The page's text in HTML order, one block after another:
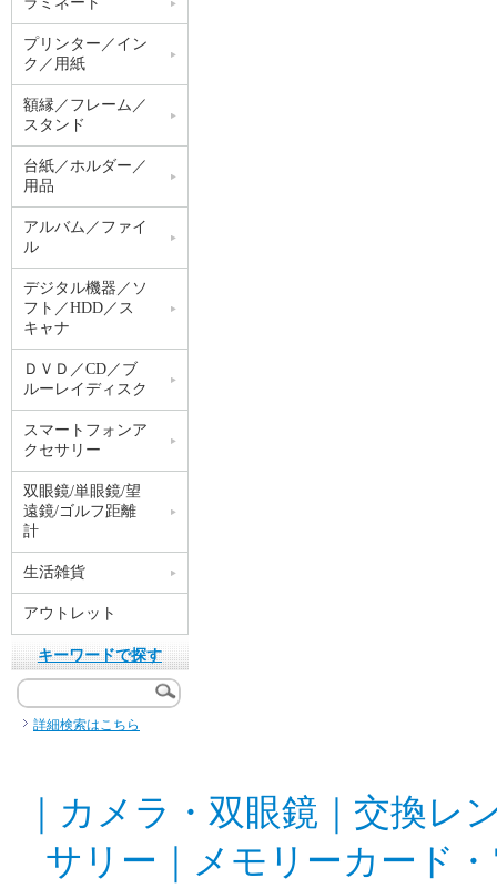
プリンター／イン
ク／用紙
額縁／フレーム／
スタンド
台紙／ホルダー／
用品
アルバム／ファイ
ル
デジタル機器／ソ
フト／HDD／ス
キャナ
ＤＶＤ／CD／ブ
ルーレイディスク
スマートフォンア
クセサリー
双眼鏡/単眼鏡/望
遠鏡/ゴルフ距離
計
生活雑貨
アウトレット
キーワードで探す
詳細検索はこちら
カメラ・双眼鏡
交換レ
サリー
メモリーカード